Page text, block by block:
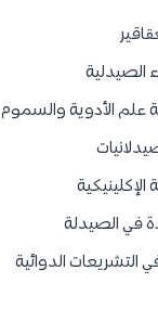
الصيدلية
علم الأدوية والسموم
في الصيدلة
التشريعات الدوائية